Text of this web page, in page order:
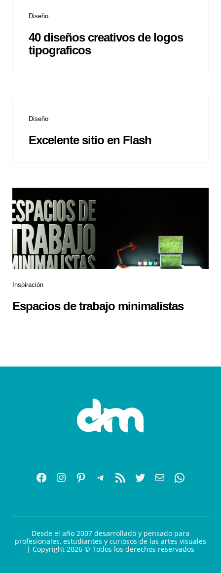
Diseño
40 diseños creativos de logos
tipograficos
Diseño
Excelente sitio en Flash
Inspiración
Espacios de trabajo minimalistas
Desde el año 2007 desarrollado y pensado para
profesionales, estudiantes y curiosos de las artes visuales
| Copyright 2026 © Todos los derechos reservados